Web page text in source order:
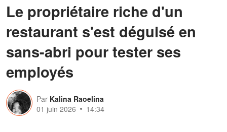
Le propriétaire riche d'un
restaurant s'est déguisé en
sans-abri pour tester ses
employés
Par Kalina Raoelina
01 juin 2026
14:34